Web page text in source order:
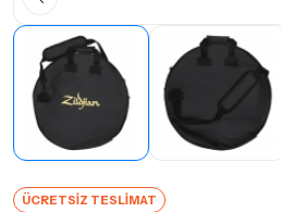
ÜCRETSİZ TESLİMAT